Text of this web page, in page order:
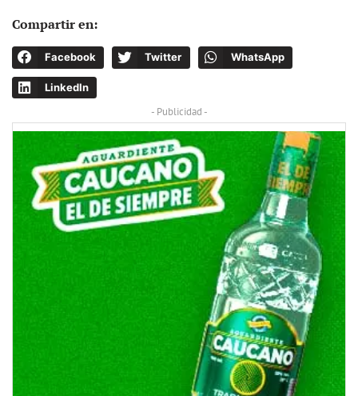
Compartir en:
Facebook Twitter WhatsApp
LinkedIn
- Publicidad -